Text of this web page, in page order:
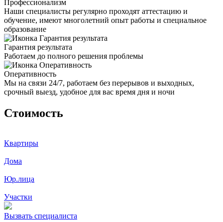
Профессионализм
Наши специалисты регулярно проходят аттестацию и
обучение, имеют многолетний опыт работы и специальное
образование
Гарантия результата
Работаем до полного решения проблемы
Оперативность
Мы на связи 24/7, работаем без перерывов и выходных,
срочный выезд, удобное для вас время дня и ночи
Стоимость
Квартиры
Дома
Юр.лица
Участки
Вызвать специалиста